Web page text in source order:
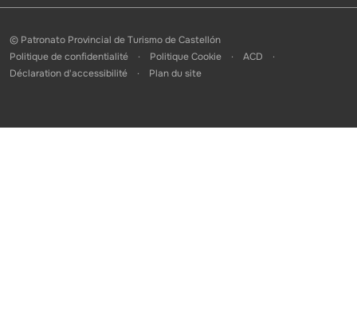
© Patronato Provincial de Turismo de Castellón
Politique de confidentialité
Politique Cookie
ACD
Déclaration d'accessibilité
Plan du site